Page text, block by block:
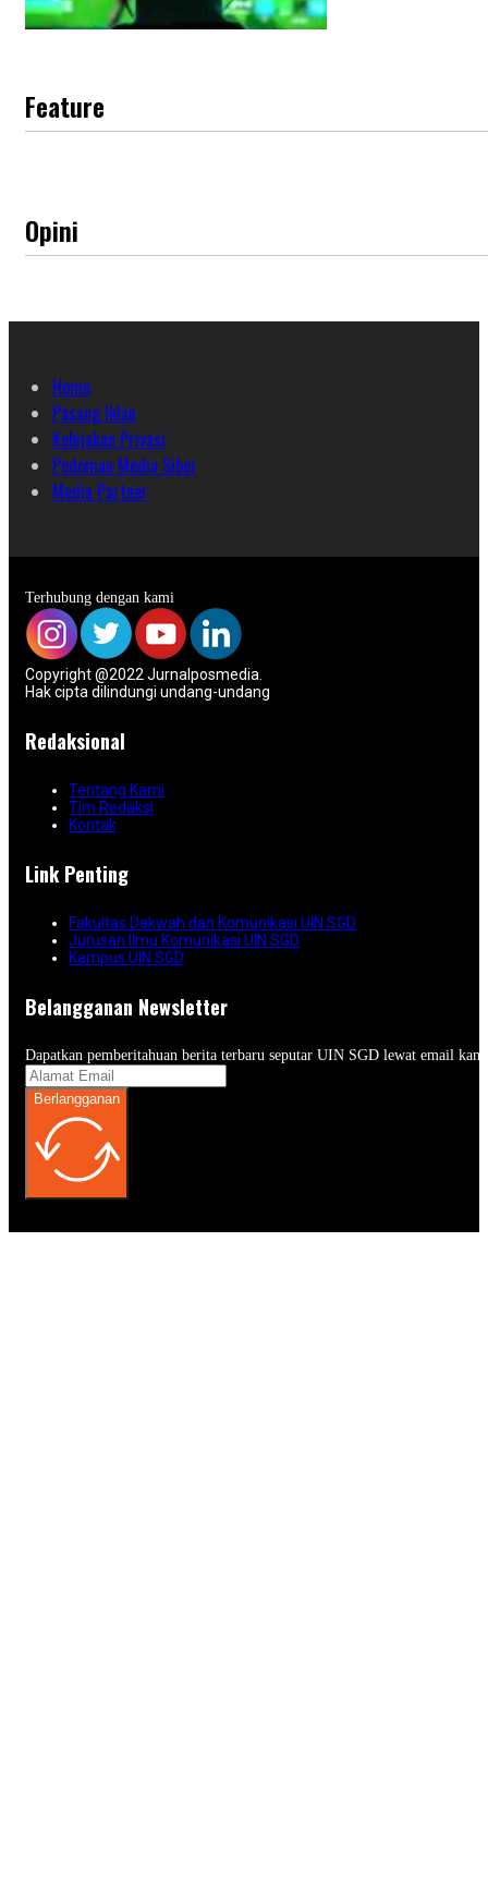
Feature
Opini
Home
Pasang Iklan
Kebijakan Privasi
Pedoman Media Siber
Media Partner
Terhubung dengan kami
Copyright @2022 Jurnalposmedia.
Hak cipta dilindungi undang-undang
Redaksional
Tentang Kami
Tim Redaksi
Kontak
Link Penting
Fakultas Dakwah dan Komunikasi UIN SGD
Jurusan Ilmu Komunikasi UIN SGD
Kampus UIN SGD
Belangganan Newsletter
Dapatkan pemberitahuan berita terbaru seputar UIN SGD lewat email
Berlangganan